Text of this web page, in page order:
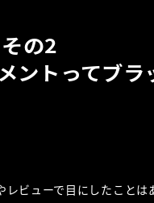
の2
ントってブラ
レビューで目にしたことは